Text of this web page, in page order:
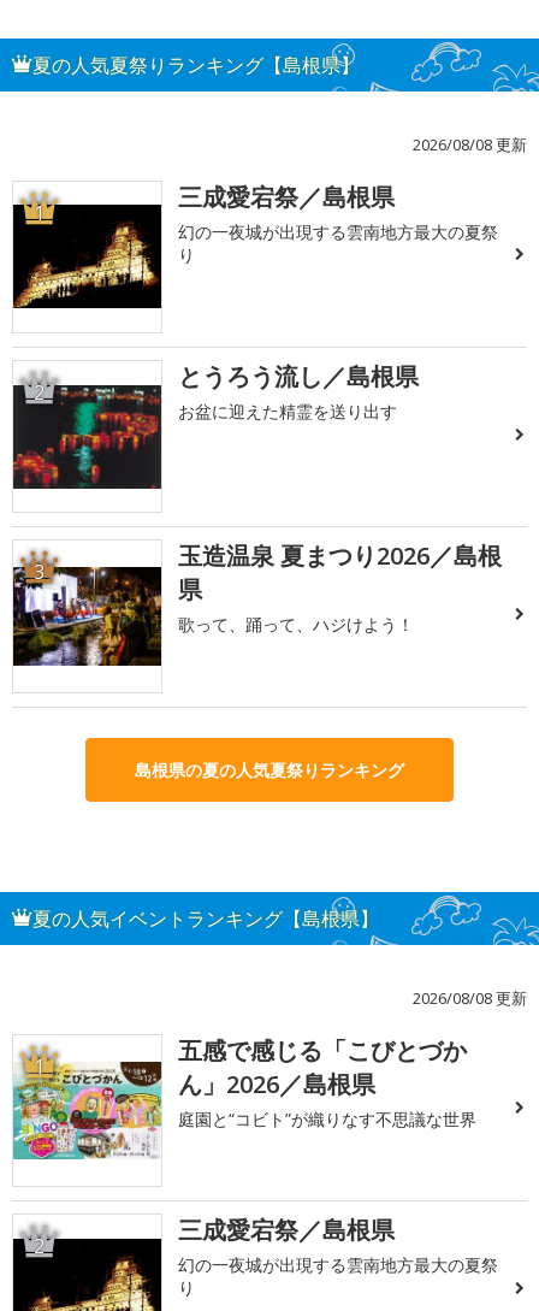
夏の人気夏祭りランキング【島根県】
2026/08/08 更新
1 三成愛宕祭／島根県
幻の一夜城が出現する雲南地方最大の夏祭
り
2 とうろう流し／島根県
お盆に迎えた精霊を送り出す
3
玉造温泉 夏まつり2026／島根
県
歌って、踊って、ハジけよう！
島根県の夏の人気夏祭りランキング
夏の人気イベントランキング【島根県】
2026/08/08 更新
1
五感で感じる「こびとづか
ん」2026／島根県
庭園と“コビト”が織りなす不思議な世界
2 三成愛宕祭／島根県
幻の一夜城が出現する雲南地方最大の夏祭
り